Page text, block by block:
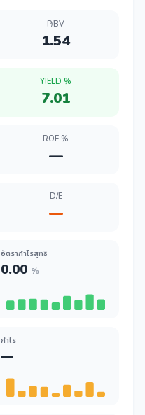
P/BV
1.54
YIELD %
7.01
ROE %
—
D/E
—
อัตรากำไรสุทธิ
0.00 %
กำไร
—